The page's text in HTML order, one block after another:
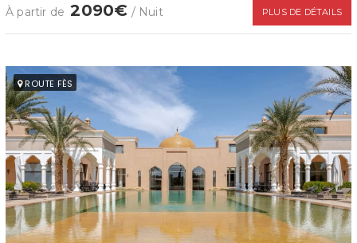
À partir de 2090€ / Nuit PLUS DE DÉTAILS
ROUTE FÈS